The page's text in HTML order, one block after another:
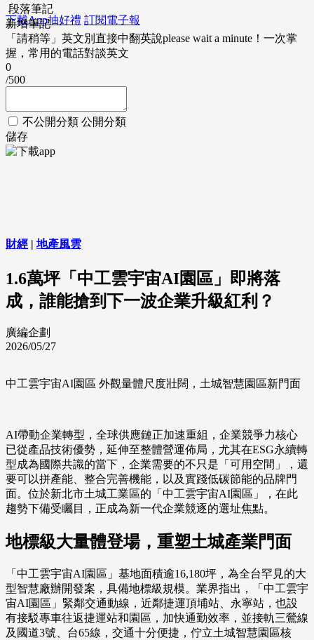
下載App抽好禮 訂閱電子報
段落筆記
新增筆記
「請稍等」英文別直接中翻英說please wait a minute！一次掌
握，常用的電話對談英文
0
/500
不公開分類 公開分類
儲存
財經 | 地產風雲
1.6萬坪「中工雲宇宙AI園區」即將落
成，誰能搶到下一波企業升級紅利？
廣編企劃
2026/05/27
中工雲宇宙AI園區 外觀量體尺度壯闊，土城智慧園區新門面
AI帶動企業轉型，全球供應鏈正加速重組，企業競爭力核心
已從產品技術優勢，延伸至整體營運佈局，尤其在ESG永續轉
型成為國際共識的當下，企業需要的不只是「可用空間」，還
要可以拼產能、整合完善機能，以及實踐低碳節能的品牌門
面。位於新北市土城工業區的「中工雲宇宙AI園區」，在此
趨勢下備受矚目，正成為新一代企業競逐的選址焦點。
地標級大量體登場，重塑土城產業門面
「中工雲宇宙AI園區」基地面積逾16,180坪，為全台罕見的大
型智慧廠辦開發案，具備地標級規模。業界指出，「中工雲宇
宙AI園區」緊鄰交通動線，近鄰捷運頂埔站、永寧站，也設
有接駁專車往返捷運站和園區，加快通勤效率，並接軌三鶯線
及國道3號、台65線，交通十分便捷，佇立土城智慧園區核